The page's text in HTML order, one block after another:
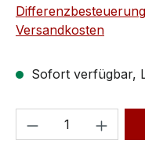
Versandkosten
Sofort verfügbar,